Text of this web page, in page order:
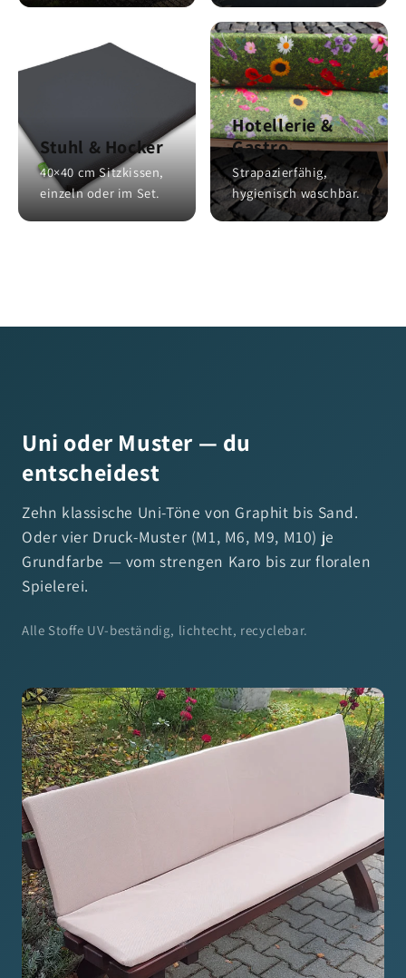
Stuhl & Hocker
40×40 cm Sitzkissen,
einzeln oder im Set.
Hotellerie &
Gastro
Strapazierfähig,
hygienisch waschbar.
Uni oder Muster — du
entscheidest
Zehn klassische Uni-Töne von Graphit bis Sand.
Oder vier Druck-Muster (M1, M6, M9, M10) je
Grundfarbe — vom strengen Karo bis zur floralen
Spielerei.
Alle Stoffe UV-beständig, lichtecht, recyclebar.